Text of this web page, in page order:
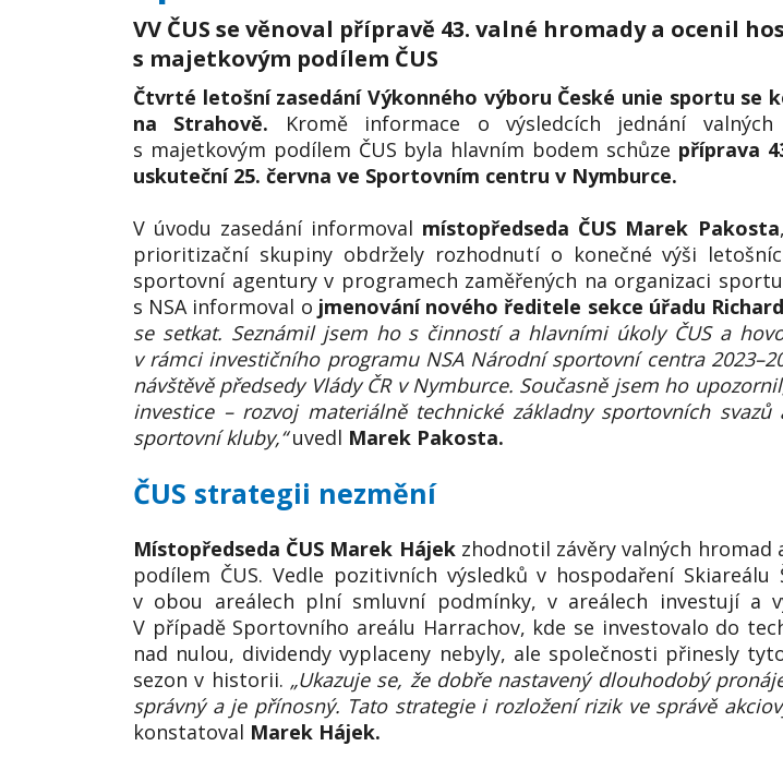
VV ČUS se věnoval přípravě 43. valné hromady a ocenil
s majetkovým podílem ČUS
Čtvrté letošní zasedání Výkonného výboru České unie sportu se
na Strahově. Kromě informace o výsledcích jednání
s majetkovým podílem ČUS byla hlavním bodem schůze příprava
uskuteční 25. června ve Sportovním centru v Nymburce.
V úvodu zasedání informoval místopředseda ČUS Marek Pakosta
prioritizační skupiny obdržely rozhodnutí o konečné výši
sportovní agentury v programech zaměřených na organizaci
s NSA informoval o jmenování nového ředitele sekce úřadu
se setkat. Seznámil jsem ho s činností a hlavními úkoly ČUS a
v rámci investičního programu NSA Národní sportovní centra
návštěvě předsedy Vlády ČR v Nymburce. Současně jsem ho
investice – rozvoj materiálně technické základny sportovních
sportovní kluby,“uvedl Marek Pakosta.
ČUS strategii nezmění
Místopředseda ČUS Marek Hájekzhodnotil závěry valných hromad
podílem ČUS. Vedle pozitivních výsledků v hospodaření
v obou areálech plní smluvní podmínky, v areálech investují a
V případě Sportovního areálu Harrachov, kde se investovalo do
nad nulou, dividendy vyplaceny nebyly, ale společnosti přinesly
sezon v historii. „Ukazuje se, že dobře nastavený dlouhodobý
správný a je přínosný. Tato strategie i rozložení rizik ve správě
konstatoval Marek Hájek.